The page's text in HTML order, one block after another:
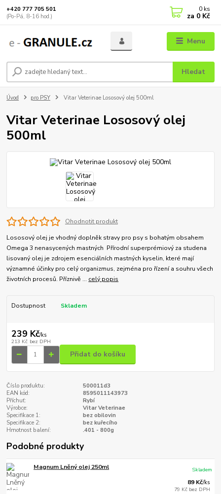
Menu
Hledat
+420 777 705 501
(Po-Pá, 8-16 hod.)
0 ks
za 0 Kč
Úvod pro PSY Vitar Veterinae Lososový olej 500ml
Vitar Veterinae Lososový olej
500ml
Ohodnotit produkt
Lososový olej je vhodný doplněk stravy pro psy s bohatým obsahem
Omega 3 nenasycených mastných Přírodní superprémiový za studena
lisovaný olej je zdrojem esenciálních mastných kyselin, které mají
významné účinky pro celý organizmus, zejména pro řízení a souhru všech
životních procesů. Příznivě ... celý popis
Dostupnost Skladem
239 Kč/ks
213 Kč bez DPH
Přidat do košíku
Číslo produktu:
500011d3
EAN kód:
8595011143973
Příchuť:
Rybí
Výrobce:
Vitar Veterinae
Specifikace 1:
bez obilovin
Specifikace 2:
bez kuřecího
Hmotnost balení:
.401 - 800g
Podobné produkty
Magnum Lněný olej 250ml
89 Kč/ks
79 Kč bez DPH
Skladem